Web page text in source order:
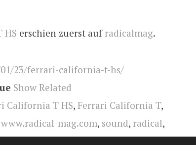
HS erschien zuerst auf radicalmag.
23/ferrari-california-t-hs/
Show Related
California T HS, Ferrari California T,
www.radical-mag.com, sound, radical,